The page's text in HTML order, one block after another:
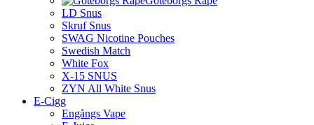
LD Snus
Skruf Snus
SWAG Nicotine Pouches
Swedish Match
White Fox
X-15 SNUS
ZYN All White Snus
E-Cigg
Engångs Vape